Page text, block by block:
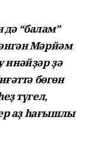
дә “балам”
Мәрйәм
ҙә
бөгөн
түгел,
аҙ һағышлы